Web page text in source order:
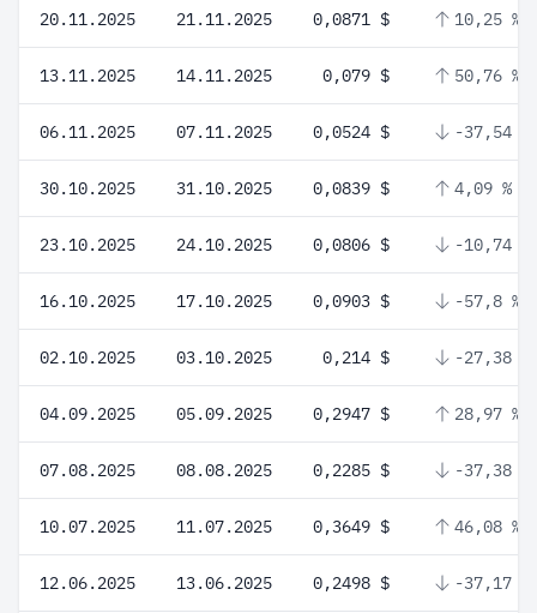
20.11.2025 21.11.2025 0,0871 $ 10,25 %
13.11.2025 14.11.2025 0,079 $ 50,76 %
06.11.2025 07.11.2025 0,0524 $ -37,54 %
30.10.2025 31.10.2025 0,0839 $ 4,09 %
23.10.2025 24.10.2025 0,0806 $ -10,74 %
16.10.2025 17.10.2025 0,0903 $ -57,8 %
02.10.2025 03.10.2025 0,214 $ -27,38 %
04.09.2025 05.09.2025 0,2947 $ 28,97 %
07.08.2025 08.08.2025 0,2285 $ -37,38 %
10.07.2025 11.07.2025 0,3649 $ 46,08 %
12.06.2025 13.06.2025 0,2498 $ -37,17 %